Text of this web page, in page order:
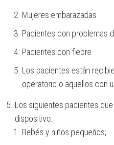
Mujeres embarazadas
Pacientes con problemas
Pacientes con fiebre
Los pacientes están
operatorio o aquellos con
Los siguientes pacientes
dispositivo.
Bebés y niños pequeños;